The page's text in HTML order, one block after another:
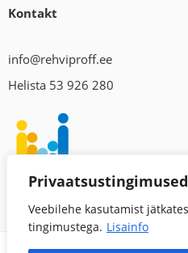
Privaatsustingimused
Veebilehe kasutamist
tingimustega. Lisainfo
Kontakt
info@rehviproff.ee
Helista 53 926 280